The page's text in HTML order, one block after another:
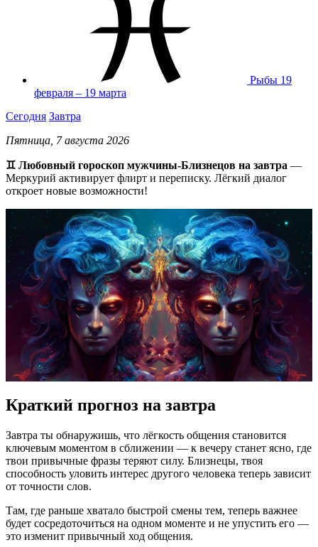
Рыбы 19
февраля – 19 марта
Сегодня Завтра
Пятница, 7 августа 2026
♊ Любовный гороскоп мужчины-Близнецов на завтра —
Меркурий активирует флирт и переписку. Лёгкий диалог
откроет новые возможности!
Краткий прогноз на завтра
Завтра ты обнаружишь, что лёгкость общения становится
ключевым моментом в сближении — к вечеру станет ясно, где
твои привычные фразы теряют силу. Близнецы, твоя
способность уловить интерес другого человека теперь зависит
от точности слов.
Там, где раньше хватало быстрой смены тем, теперь важнее
будет сосредоточиться на одном моменте и не упустить его —
это изменит привычный ход общения.